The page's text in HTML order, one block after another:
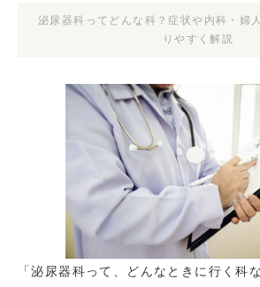
泌尿器科ってどんな科？症状や内科・婦
りやすく解説
「泌尿器科って、どんなときに行く科